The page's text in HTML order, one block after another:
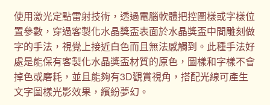
使用激光定點雷射技術，透過電腦軟體把控圖樣或字樣位
置參數，穿過客製化水晶獎盃表面於水晶獎盃中間雕刻做
字的手法，視覺上接近白色而且無法感觸到。此種手法好
處是能保有客製化水晶獎盃材質的原色，圖樣和字樣不會
掉色或磨耗，並且能夠有3D觀賞視角，搭配光線可產生
文字圖樣光影效果，繽紛夢幻。